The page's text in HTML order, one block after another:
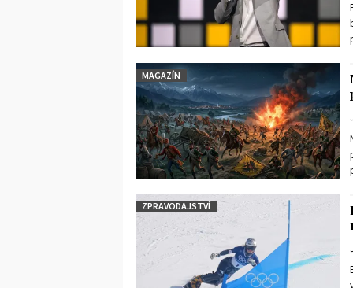
MAGAZÍN
ZPRAVODAJSTVÍ